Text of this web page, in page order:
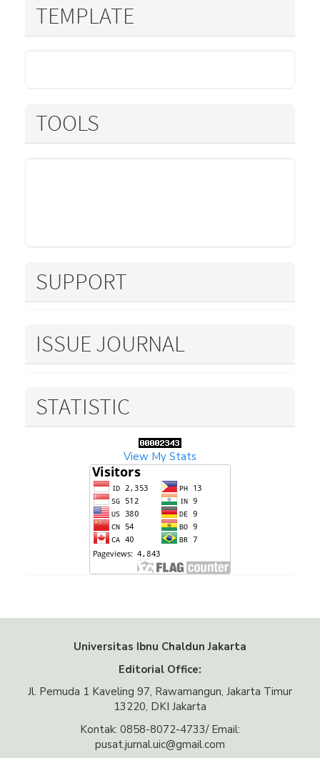
TEMPLATE
TOOLS
SUPPORT
ISSUE JOURNAL
STATISTIC
View My Stats
Universitas Ibnu Chaldun Jakarta
Editorial Office:
Jl. Pemuda 1 Kaveling 97, Rawamangun, Jakarta Timur
13220, DKI Jakarta
Kontak: 0858-8072-4733/ Email:
pusat.jurnal.uic@gmail.com